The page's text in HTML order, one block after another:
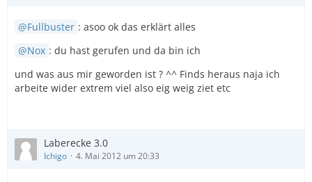
Fullbuster : asoo ok das erklärt alles
Nox : du hast gerufen und da bin ich
und was aus mir geworden ist ? ^^ Finds heraus naja ich
arbeite wider extrem viel also eig weig ziet etc
Laberecke 3.0
Ichigo 4. Mai 2012 um 20:33